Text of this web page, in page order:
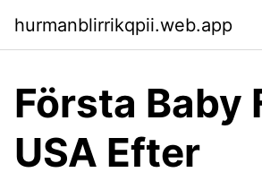
hurmanblirrikqpii.web.app
Första Baby
USA Efter